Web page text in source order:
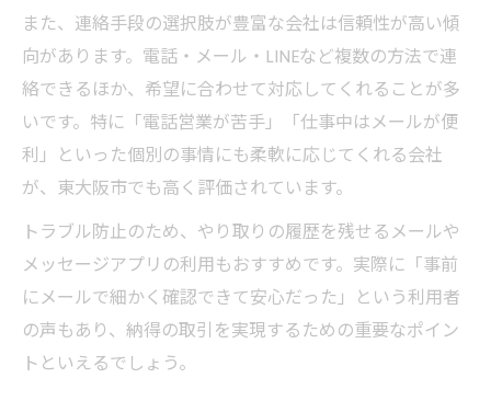
また、連絡手段の選択肢が豊富な会社は信頼性が高い傾
向があります。電話・メール・LINEなど複数の方法で連
絡できるほか、希望に合わせて対応してくれることが多
いです。特に「電話営業が苦手」「仕事中はメールが便
利」といった個別の事情にも柔軟に応じてくれる会社
が、東大阪市でも高く評価されています。
トラブル防止のため、やり取りの履歴を残せるメールや
メッセージアプリの利用もおすすめです。実際に「事前
にメールで細かく確認できて安心だった」という利用者
の声もあり、納得の取引を実現するための重要なポイン
トといえるでしょう。